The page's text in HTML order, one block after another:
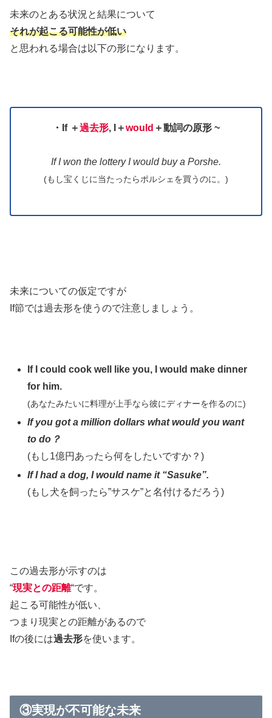
未来のとある状況と結果について
それが起こる可能性が低い
と思われる場合は以下の形になります。
・If ＋過去形, I ＋would ＋動詞の原形 ~
If I won the lottery I would buy a Porshe.
(もし宝くじに当たったらポルシェを買うのに。)
未来についての仮定ですが
If節では過去形を使うので注意しましょう。
If I could cook well like you, I would make dinner
for him.
(あなたみたいに料理が上手なら彼にディナーを作るのに)
If you got a million dollars what would you want
to do？
(もし1億円あったら何をしたいですか？)
If I had a dog, I would name it “Sasuke”.
(もし犬を飼ったら”サスケ”と名付けるだろう)
この過去形が示すのは
“現実との距離“です。
起こる可能性が低い、
つまり現実との距離があるので
Ifの後には過去形を使います。
③実現が不可能な未来